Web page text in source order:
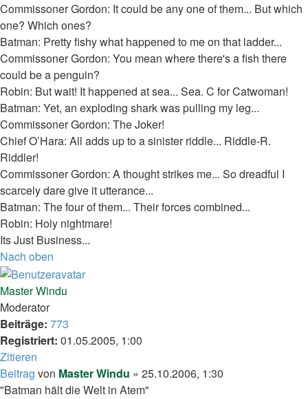
Commissoner Gordon: It could be any one of them... But which
one? Which ones?
Batman: Pretty fishy what happened to me on that ladder...
Commissoner Gordon: You mean where there's a fish there
could be a penguin?
Robin: But wait! It happened at sea... Sea. C for Catwoman!
Batman: Yet, an exploding shark was pulling my leg...
Commissoner Gordon: The Joker!
Chief O’Hara: All adds up to a sinister riddle... Riddle-R.
Riddler!
Commissoner Gordon: A thought strikes me... So dreadful I
scarcely dare give it utterance...
Batman: The four of them... Their forces combined...
Robin: Holy nightmare!
Its Just Business...
Nach oben
Master Windu
Moderator
Beiträge: 773
Registriert: 01.05.2005, 1:00
Zitieren
Beitrag von Master Windu » 25.10.2006, 1:30
"Batman hält die Welt in Atem"